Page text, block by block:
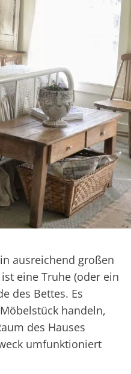
ausreichend großen
eine Truhe (oder ein
des Bettes. Es
handeln,
des Hauses
umfunktioniert